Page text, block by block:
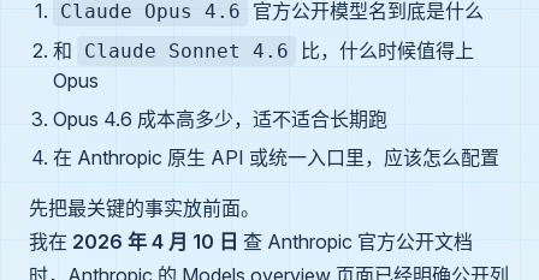
Claude Opus 4.6
官方公开模型名到底是什么
和
Claude Sonnet 4.6
比，什么时候值得上
Opus
Opus 4.6 成本高多少，适不适合长期跑
在 Anthropic 原生 API 或统一入口里，应该怎么配置
先把最关键的事实放前面。
我在 2026 年 4 月 10 日 查 Anthropic 官方公开文档
时，Anthropic 的 Models overview 页面已经明确公开列